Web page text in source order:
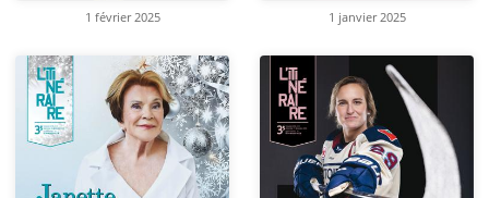
1 février 2025 1 janvier 2025